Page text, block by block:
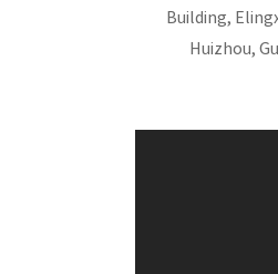
Building,
Huizhou,